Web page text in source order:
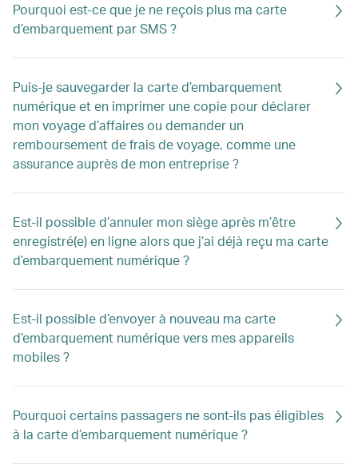
Pourquoi est-ce que je ne reçois plus ma carte
d’embarquement par SMS ?
Puis-je sauvegarder la carte d’embarquement
numérique et en imprimer une copie pour déclarer
mon voyage d’affaires ou demander un
remboursement de frais de voyage, comme une
assurance auprès de mon entreprise ?
Est-il possible d’annuler mon siège après m’être
enregistré(e) en ligne alors que j’ai déjà reçu ma carte
d’embarquement numérique ?
Est-il possible d’envoyer à nouveau ma carte
d’embarquement numérique vers mes appareils
mobiles ?
Pourquoi certains passagers ne sont-ils pas éligibles
à la carte d’embarquement numérique ?